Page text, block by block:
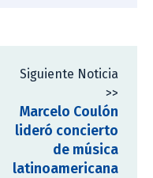
Siguiente Noticia
>>
Marcelo Coulón
lideró concierto
de música
latinoamericana